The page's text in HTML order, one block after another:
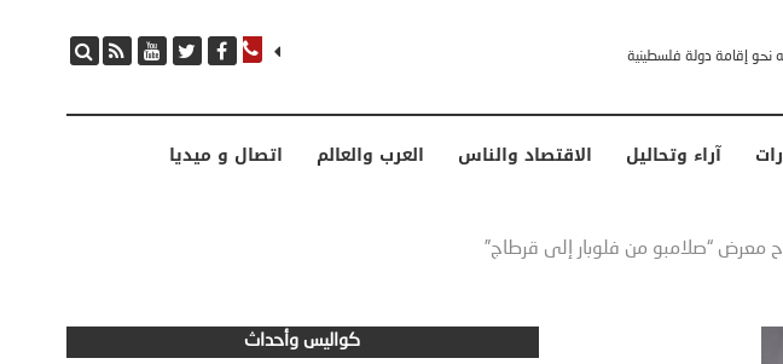
مصدر سعودي لـCNN: التطبيع مع إسرائيل مرهون بمسار لا رجعة فيه نحو إقامة دولة فلسطينية
آراء وتحاليل الاقتصاد والناس العرب والعالم اتصال و ميديا
معرض “صلامبو من فلوبار إلى قرطاج”
كواليس وأحداث